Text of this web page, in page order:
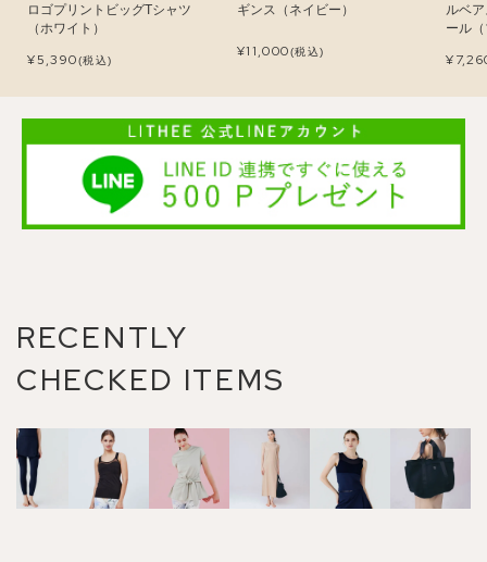
ロゴプリントビッグTシャツ
（ホワイト）
¥5,390(税込)
ギンス（ネイビー）
¥11,000(税込)
ルベ
ール
¥
RECENTLY
CHECKED ITEMS